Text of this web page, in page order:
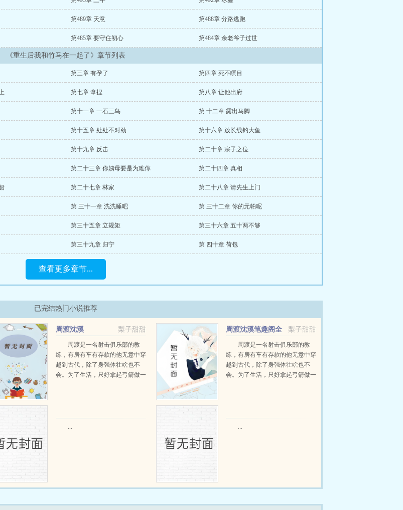
第489章 天意 第488章 分路逃跑
第485章 要守住初心 第484章 余老爷子过世
《重生后我和竹马在一起了》章节列表
第三章 有孕了 第四章 死不瞑目
第七章 拿捏 第八章 让他出府
第十一章 一石三鸟 第 十二章 露出马脚
第十五章 处处不对劲 第十六章 放长线钓大鱼
第十九章 反击 第二十章 宗子之位
第二十三章 你姨母要是为难你 第二十四章 真相
第二十七章 林家 第二十八章 请先生上门
第 三十一章 洗洗睡吧 第 三十二章 你的元帕呢
第三十五章 立规矩 第三十六章 五十两不够
第三十九章 归宁 第 四十章 荷包
查看更多章节...
已完结热门小说推荐
梨子甜甜
周渡沈溪
周渡是一名射击俱乐部的教
练，有房有车有存款的他无意中穿
越到古代，除了身强体壮啥也不
会。为了生活，只好拿起弓箭做一
梨子甜甜
周渡沈溪笔趣阁全
文免费阅读
周渡是一名射击俱乐部的教
练，有房有车有存款的他无意中穿
越到古代，除了身强体壮啥也不
会。为了生活，只好拿起弓箭做一
... ...